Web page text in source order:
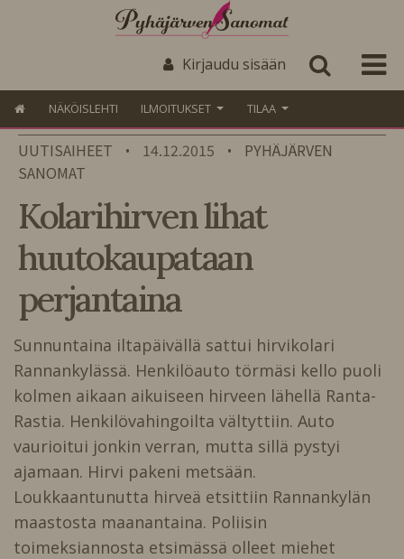
Kirjaudu sisään
NÄKÖISLEHTI ILMOITUKSET TILAA
UUTISAIHEET • 14.12.2015 •
PYHÄJÄRVEN
SANOMAT
Kolarihirven lihat
huutokaupataan
perjantaina
Sunnuntaina iltapäivällä sattui hirvikolari
Rannankylässä. Henkilöauto törmäsi kello puoli
kolmen aikaan aikuiseen hirveen lähellä Ranta-
Rastia. Henkilövahingoilta vältyttiin. Auto
vaurioitui jonkin verran, mutta sillä pystyi
ajamaan. Hirvi pakeni metsään.
Loukkaantunutta hirveä etsittiin Rannankylän
maastosta maanantaina. Poliisin
toimeksiannosta etsimässä olleet miehet